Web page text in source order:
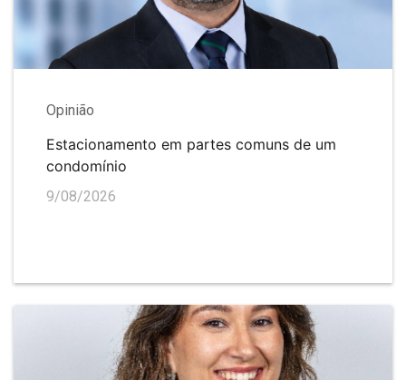
Opinião
Estacionamento em partes comuns de um
condomínio
9/08/2026